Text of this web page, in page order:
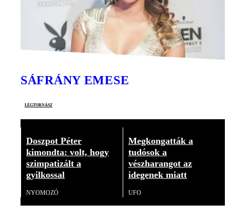
SÁFRÁNY EMESE
légtornász
Doszpot Péter
kimondta: volt, hogy
szimpatizált a
gyilkossal
NYOMOZÓ
Megkongatták a
tudósok a
vészharangot az
idegenek miatt
UFO